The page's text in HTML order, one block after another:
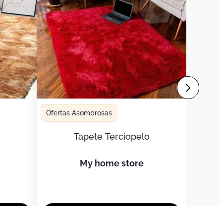
Ofertas Asombrosas
Tapete Terciopelo
my home store